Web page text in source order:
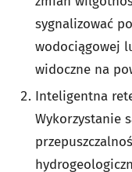
sygnalizować
wodociągowej
widoczne na
Inteligentna
Wykorzystanie